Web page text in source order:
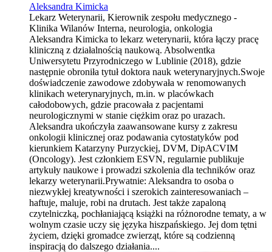
Aleksandra Kimicka
Lekarz Weterynarii, Kierownik zespołu medycznego -
Klinika Wilanów Interna, neurologia, onkologia
Aleksandra Kimicka to lekarz weterynarii, która łączy pracę
kliniczną z działalnością naukową. Absolwentka
Uniwersytetu Przyrodniczego w Lublinie (2018), gdzie
następnie obroniła tytuł doktora nauk weterynaryjnych.Swoje
doświadczenie zawodowe zdobywała w renomowanych
klinikach weterynaryjnych, m.in. w placówkach
całodobowych, gdzie pracowała z pacjentami
neurologicznymi w stanie ciężkim oraz po urazach.
Aleksandra ukończyła zaawansowane kursy z zakresu
onkologii klinicznej oraz podawania cytostatyków pod
kierunkiem Katarzyny Purzyckiej, DVM, DipACVIM
(Oncology). Jest członkiem ESVN, regularnie publikuje
artykuły naukowe i prowadzi szkolenia dla techników oraz
lekarzy weterynarii.Prywatnie: Aleksandra to osoba o
niezwykłej kreatywności i szerokich zainteresowaniach –
haftuje, maluje, robi na drutach. Jest także zapaloną
czytelniczką, pochłaniającą książki na różnorodne tematy, a w
wolnym czasie uczy się języka hiszpańskiego. Jej dom tętni
życiem, dzięki gromadce zwierząt, które są codzienną
inspiracją do dalszego działania....